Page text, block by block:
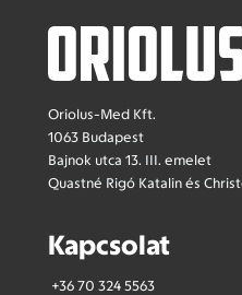
Oriolus-Med Kft.
1063 Budapest
Bajnok utca 13. III. emelet
Quastné Rigó Katalin és
Kapcsolat
+36 70 324 5563